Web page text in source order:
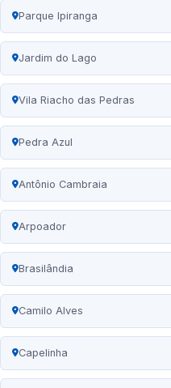
Parque Ipiranga
Jardim do Lago
Vila Riacho das Pedras
Pedra Azul
Antônio Cambraia
Arpoador
Brasilândia
Camilo Alves
Capelinha